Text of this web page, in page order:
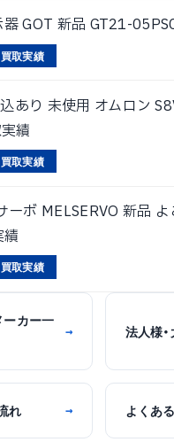
GOT 新品 GT21-
買取実績
あり 未使用 オムロン
績
買取実績
ーボ MELSERVO 新品
買取実績
ーカー一
→ 法人様
れ → よくあ